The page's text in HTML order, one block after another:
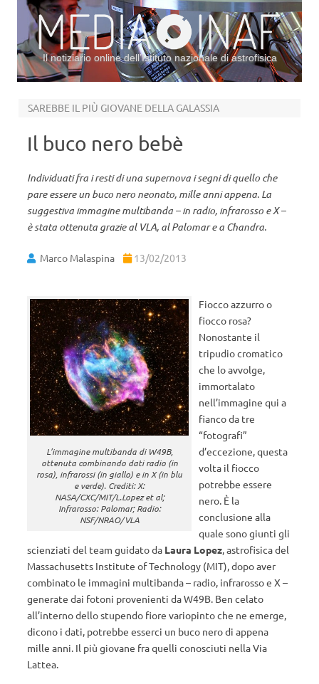
Il notiziario online dell’Istituto nazionale di astrofisica
SAREBBE IL PIÙ GIOVANE DELLA GALASSIA
Il buco nero bebè
Individuati fra i resti di una supernova i segni di quello che
pare essere un buco nero neonato, mille anni appena. La
suggestiva immagine multibanda – in radio, infrarosso e X –
è stata ottenuta grazie al VLA, al Palomar e a Chandra.
Marco Malaspina 13/02/2013
L’immagine multibanda di W49B,
ottenuta combinando dati radio (in
rosa), infrarossi (in giallo) e in X (in blu
e verde). Crediti: X:
NASA/CXC/MIT/L.Lopez et al;
Infrarosso: Palomar; Radio:
NSF/NRAO/VLA
Fiocco azzurro o
fiocco rosa?
Nonostante il
tripudio cromatico
che lo avvolge,
immortalato
nell’immagine qui a
fianco da tre
“fotografi”
d’eccezione, questa
volta il fiocco
potrebbe essere
nero. È la
conclusione alla
quale sono giunti gli
scienziati del team guidato da Laura Lopez, astrofisica del
Massachusetts Institute of Technology (MIT), dopo aver
combinato le immagini multibanda – radio, infrarosso e X –
generate dai fotoni provenienti da W49B. Ben celato
all’interno dello stupendo fiore variopinto che ne emerge,
dicono i dati, potrebbe esserci un buco nero di appena
mille anni. Il più giovane fra quelli conosciuti nella Via
Lattea.